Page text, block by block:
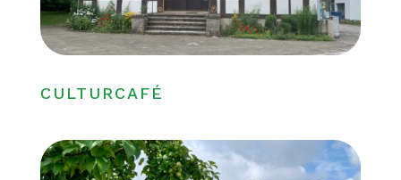
CULTURCAFÉ